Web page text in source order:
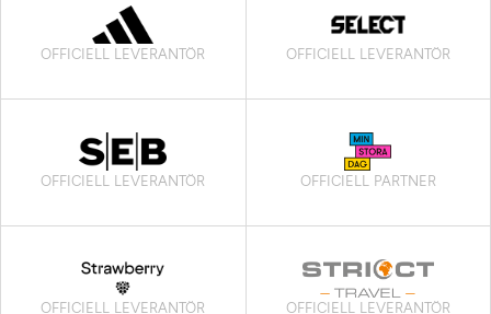
OFFICIELL LEVERANTÖR OFFICIELL LEVERANTÖR
OFFICIELL LEVERANTÖR OFFICIELL PARTNER
OFFICIELL LEVERANTÖR OFFICIELL LEVERANTÖR